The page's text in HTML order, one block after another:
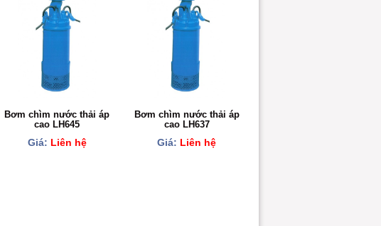
Bơm chìm nước thải áp
cao LH645
Giá: Liên hệ
Bơm chìm nước thải áp
cao LH637
Giá: Liên hệ